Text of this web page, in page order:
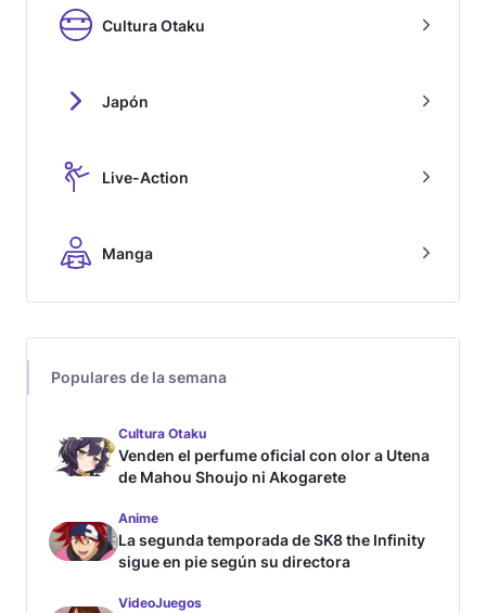
Cultura Otaku
Japón
Live-Action
Manga
Populares de la semana
Cultura Otaku
Venden el perfume oficial con olor a Utena
de Mahou Shoujo ni Akogarete
Anime
La segunda temporada de SK8 the Infinity
sigue en pie según su directora
VideoJuegos